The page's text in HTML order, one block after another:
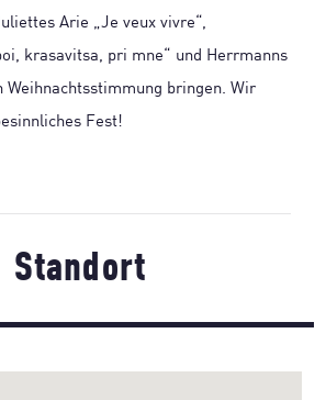
Arie „Je veux vivre“,
krasavitsa, pri mne“ und Herrmanns
Weihnachtsstimmung bringen. Wir
Fest!
Standort